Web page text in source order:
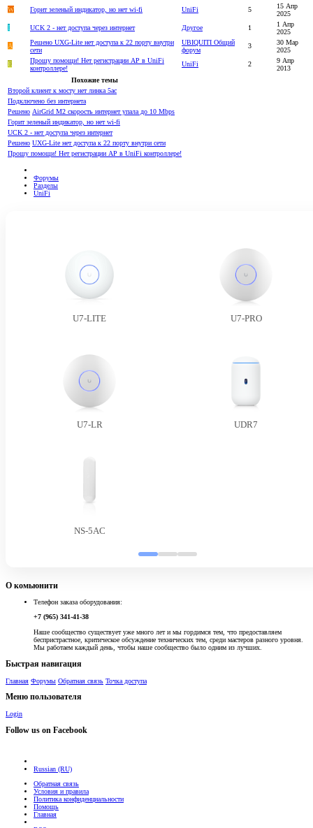
W
Горит зеленый индикатор, но нет wi-fi UniFi 5
15 Апр
2025
I
UCK 2 - нет доступа через интернет Другое 1
1 Апр
2025
A
Решено UXG-Lite нет доступа к 22 порту внутри
сети
UBIQUITI Общий
форум
3
30 Мар
2025
E
Прошу помощи! Нет регистрации AP в UniFi
контроллере!
UniFi 2
9 Апр
2013
Похожие темы
Второй клиент к мосту нет линка 5ac
Подключено без интернета
Решено AirGrid M2 скорость интернет упала до 10 Mbps
Горит зеленый индикатор, но нет wi-fi
UCK 2 - нет доступа через интернет
Решено UXG-Lite нет доступа к 22 порту внутри сети
Прошу помощи! Нет регистрации AP в UniFi контроллере!
Форумы
Разделы
UniFi
U7-LITE U7-PRO
U7-LR UDR7
NS-5AC
О комьюнити
Телефон заказа оборудования:
+7 (965) 341-41-38
Наше сообщество существует уже много лет и мы гордимся тем, что предоставляем
беспристрастное, критическое обсуждение технических тем, среди мастеров разного уровня.
Мы работаем каждый день, чтобы наше сообщество было одним из лучших.
Быстрая навигация
Главная Форумы Обратная связь Точка доступа
Меню пользователя
Login
Follow us on Facebook
Russian (RU)
Обратная связь
Условия и правила
Политика конфиденциальности
Помощь
Главная